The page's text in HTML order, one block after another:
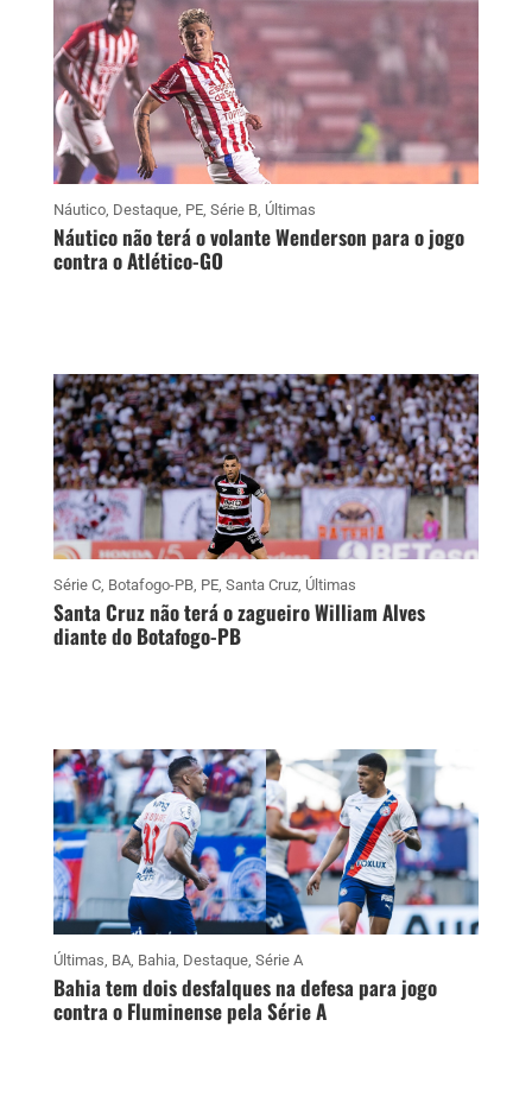
Náutico, Destaque, PE, Série B, Últimas
Náutico não terá o volante Wenderson para o jogo
contra o Atlético-GO
Série C, Botafogo-PB, PE, Santa Cruz, Últimas
Santa Cruz não terá o zagueiro William Alves
diante do Botafogo-PB
Últimas, BA, Bahia, Destaque, Série A
Bahia tem dois desfalques na defesa para jogo
contra o Fluminense pela Série A